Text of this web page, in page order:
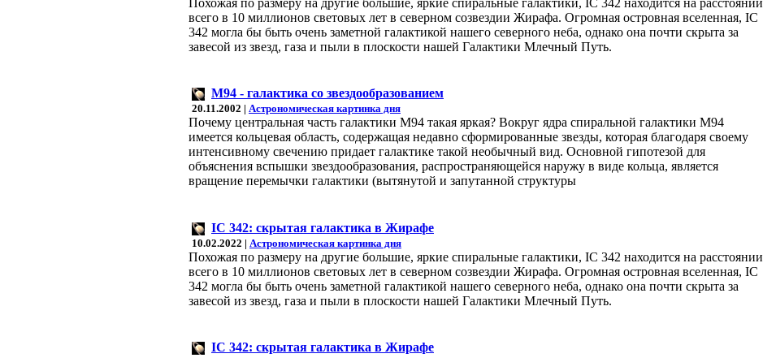
всего в 10 миллионов световых лет в северном созвездии Жирафа. Огромная островная вселенная, IC
342 могла бы быть очень заметной галактикой нашего северного неба, однако она почти скрыта за
завесой из звезд, газа и пыли в плоскости нашей Галактики Млечный Путь.
M94 - галактика со звездообразованием
20.11.2002 | Астрономическая картинка дня
Почему центральная часть галактики M94 такая яркая? Вокруг ядра спиральной галактики M94
имеется кольцевая область, содержащая недавно сформированные звезды, которая благодаря своему
интенсивному свечению придает галактике такой необычный вид. Основной гипотезой для
объяснения вспышки звездообразования, распространяющейся наружу в виде кольца, является
вращение перемычки галактики (вытянутой и запутанной структуры
IC 342: скрытая галактика в Жирафе
10.02.2022 | Астрономическая картинка дня
Похожая по размеру на другие большие, яркие спиральные галактики, IC 342 находится на расстоянии
всего в 10 миллионов световых лет в северном созвездии Жирафа. Огромная островная вселенная, IC
342 могла бы быть очень заметной галактикой нашего северного неба, однако она почти скрыта за
завесой из звезд, газа и пыли в плоскости нашей Галактики Млечный Путь.
IC 342: скрытая галактика в Жирафе